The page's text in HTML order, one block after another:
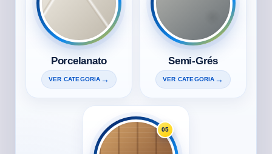
Porcelanato
VER CATEGORIA
Semi-Grés
VER CATEGORIA
05